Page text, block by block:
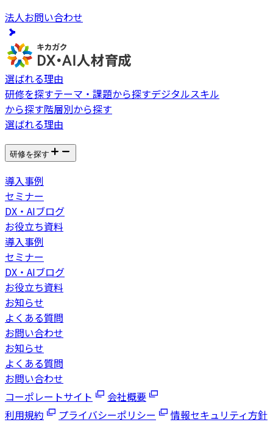
法人お問い合わせ
選ばれる理由
研修を探すテーマ・課題から探すデジタルスキル
から探す階層別から探す
選ばれる理由
研修を探す
導入事例
セミナー
DX・AIブログ
お役立ち資料
導入事例
セミナー
DX・AIブログ
お役立ち資料
お知らせ
よくある質問
お問い合わせ
お知らせ
よくある質問
お問い合わせ
コーポレートサイト
会社概要
利用規約
プライバシーポリシー 情報セキュリティ方針